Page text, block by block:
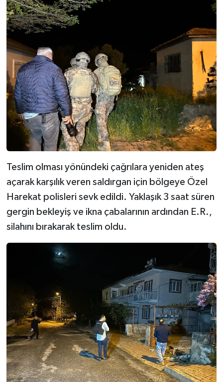
Teslim olması yönündeki çağrılara yeniden ateş
açarak karşılık veren saldırgan için bölgeye Özel
Harekat polisleri sevk edildi. Yaklaşık 3 saat süren
gergin bekleyiş ve ikna çabalarının ardından E.R.,
silahını bırakarak teslim oldu.